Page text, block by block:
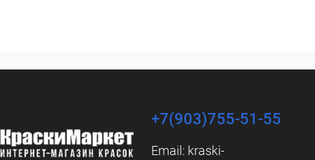
+7(903)755-51-55
Email: kraski-